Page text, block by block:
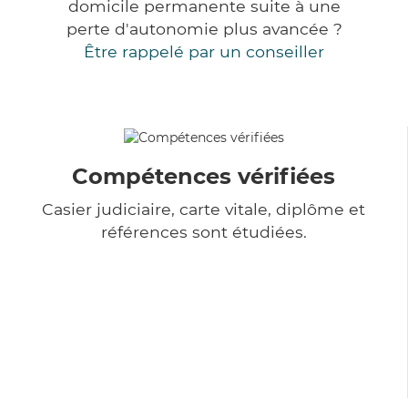
domicile permanente suite à une
perte d'autonomie plus avancée ?
Être rappelé par un conseiller
Compétences vérifiées
Casier judiciaire, carte vitale, diplôme et
références sont étudiées.